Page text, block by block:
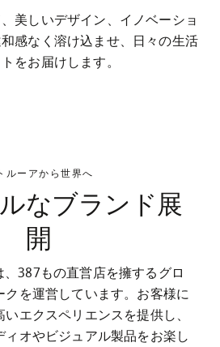
美しいデザイン、イノベーショ
感なく溶け込ませ、日々の生活
をお届けします。
ルーアから世界へ
なブランド展
開
387もの直営店を擁するグロ
クを運営しています。お客様に
エクスペリエンスを提供し、
オやビジュアル製品をお楽し